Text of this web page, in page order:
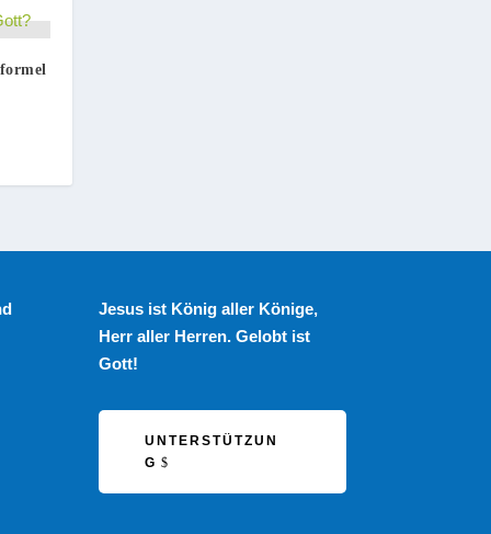
Jesus ist König aller Könige,
Herr aller Herren. Gelobt ist
Gott!
UNTERSTÜTZUN
G